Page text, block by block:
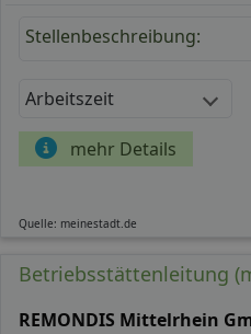
Stellenbeschreibung:
Arbeitszeit
mehr Details
Quelle: meinestadt.de
Betriebsstättenleitung
REMONDIS Mittelrhein